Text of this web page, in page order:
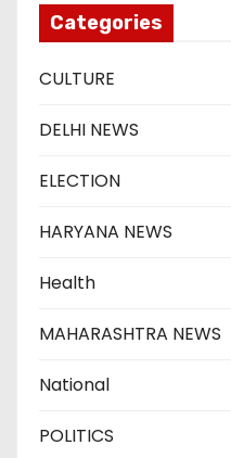
Categories
CULTURE
DELHI NEWS
ELECTION
HARYANA NEWS
Health
MAHARASHTRA NEWS
National
POLITICS